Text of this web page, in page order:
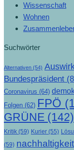
Wissenschaft
Wohnen
Suchwörter
Alternativen (54)
Bundespräsident
Coronavirus (64)
Folgen (62) FPÖ
GRÜNE (142)
Kritik (59) Kurier (55)
(59) nachhaltigkeit